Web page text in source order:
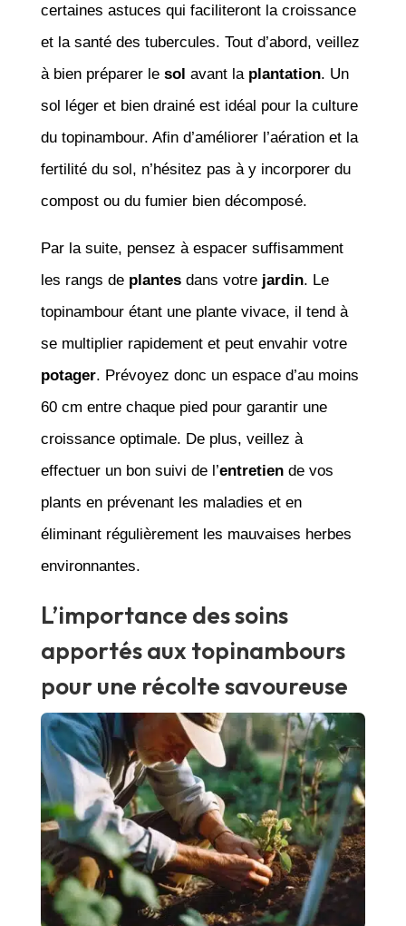
certaines astuces qui faciliteront la croissance
et la santé des tubercules. Tout d’abord, veillez
à bien préparer le sol avant la plantation. Un
sol léger et bien drainé est idéal pour la culture
du topinambour. Afin d’améliorer l’aération et la
fertilité du sol, n’hésitez pas à y incorporer du
compost ou du fumier bien décomposé.
Par la suite, pensez à espacer suffisamment
les rangs de plantesdans votre jardin. Le
topinambour étant une plante vivace, il tend à
se multiplier rapidement et peut envahir votre
potager. Prévoyez donc un espace d’au moins
60 cm entre chaque pied pour garantir une
croissance optimale. De plus, veillez à
effectuer un bon suivi de l’entretiende vos
plants en prévenant les maladies et en
éliminant régulièrement les mauvaises herbes
environnantes.
L’importance des soins
apportés aux topinambours
pour une récolte savoureuse